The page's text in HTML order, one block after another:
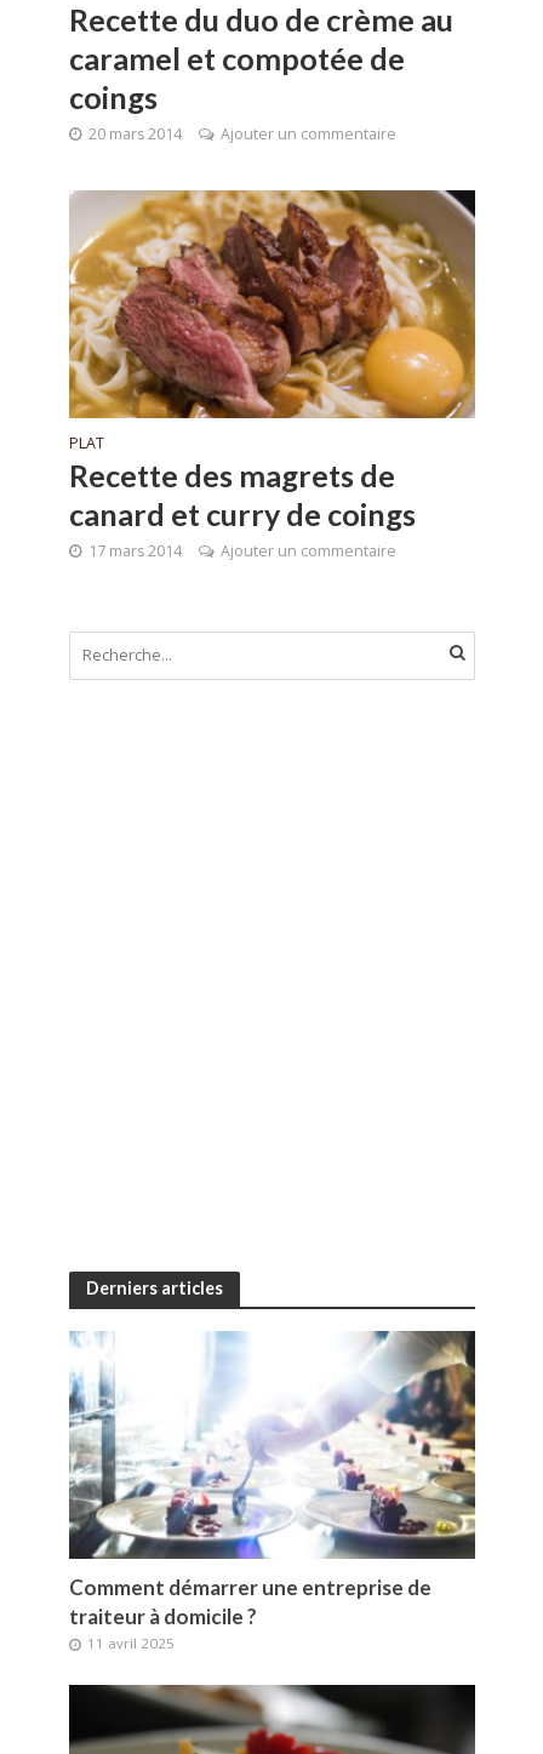
Recette du duo de crème au
caramel et compotée de
coings
20 mars 2014 Ajouter un commentaire
PLAT
Recette des magrets de
canard et curry de coings
17 mars 2014 Ajouter un commentaire
Derniers articles
Comment démarrer une entreprise de
traiteur à domicile ?
11 avril 2025